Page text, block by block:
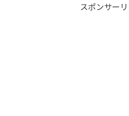
スポンサー